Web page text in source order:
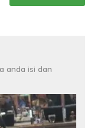
anda isi dan